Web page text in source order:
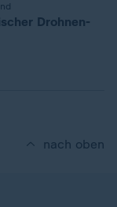
Drohnen-
nach oben